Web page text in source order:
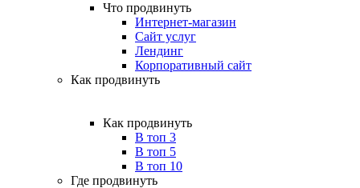
Что продвинуть
Интернет-магазин
Сайт услуг
Лендинг
Корпоративный сайт
Как продвинуть
Как продвинуть
В топ 3
В топ 5
В топ 10
Где продвинуть